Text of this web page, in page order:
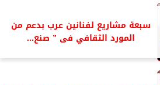
سبعة مشاريع لفنانين عرب بدعم من
المورد الثقافي فى ” صنع...